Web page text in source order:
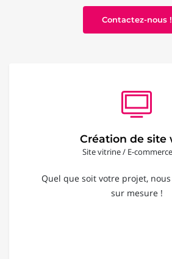
Contactez-nous !
Création de site
Site vitrine / E-
Quel que soit votre projet,
sur mesure !